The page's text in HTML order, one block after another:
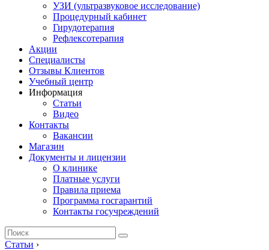
УЗИ (ультразвуковое исследование)
Процедурный кабинет
Гирудотерапия
Рефлексотерапия
Акции
Специалисты
Отзывы Клиентов
Учебный центр
Информация
Статьи
Видео
Контакты
Вакансии
Магазин
Документы и лицензии
О клинике
Платные услуги
Правила приема
Программа госгарантий
Контакты госучреждений
Статьи ›